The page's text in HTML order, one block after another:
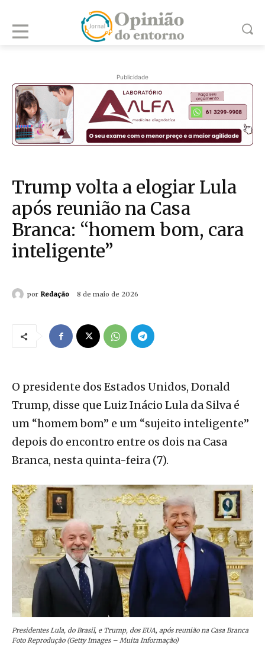
Publicidade
Trump volta a elogiar Lula
após reunião na Casa
Branca: “homem bom, cara
inteligente”
por Redação 8 de maio de 2026
O presidente dos Estados Unidos, Donald
Trump, disse que Luiz Inácio Lula da Silva é
um “homem bom” e um “sujeito inteligente”
depois do encontro entre os dois na Casa
Branca, nesta quinta-feira (7).
Presidentes Lula, do Brasil, e Trump, dos EUA, após reunião na Casa Branca
Foto Reprodução (Getty Images – Muita Informação)